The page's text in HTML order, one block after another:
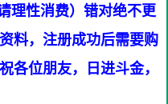
理性消费）错对绝不更
料，注册成功后需要购
各位朋友，日进斗金，